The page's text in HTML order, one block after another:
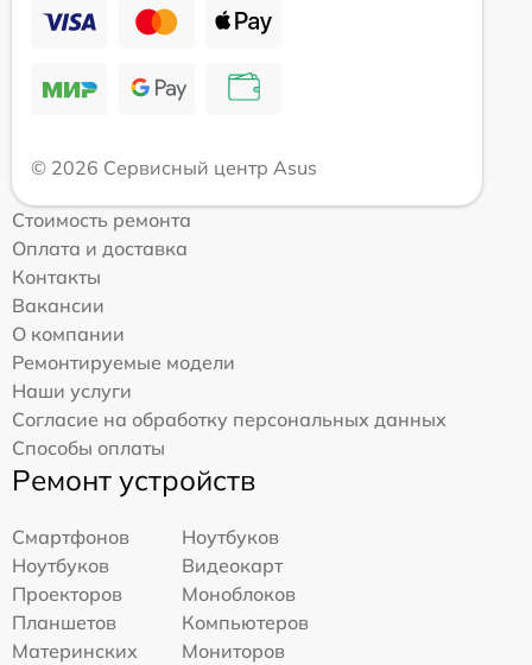
© 2026 Сервисный центр Asus
Стоимость ремонта
Оплата и доставка
Контакты
Вакансии
О компании
Ремонтируемые модели
Наши услуги
Согласие на обработку персональных данных
Способы оплаты
Ремонт устройств
Смартфонов
Ноутбуков
Ноутбуков
Видеокарт
Проекторов
Моноблоков
Планшетов
Компьютеров
Материнских
Мониторов